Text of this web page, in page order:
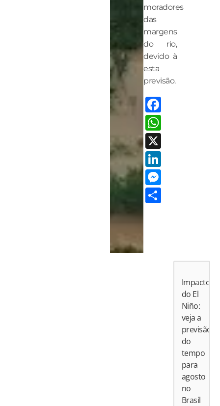
moradores
das
margens
do rio,
devido à
esta
previsão.
Impactos
do El
Niño:
veja a
previsão
do
tempo
para
agosto
no
Brasil